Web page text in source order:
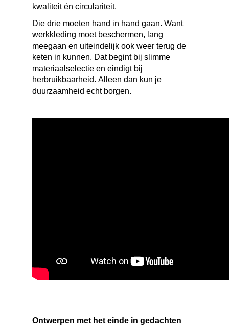
kwaliteit én circulariteit.
Die drie moeten hand in hand gaan. Want
werkkleding moet beschermen, lang
meegaan en uiteindelijk ook weer terug de
keten in kunnen. Dat begint bij slimme
materiaalselectie en eindigt bij
herbruikbaarheid. Alleen dan kun je
duurzaamheid echt borgen.
Ontwerpen met het einde in gedachten